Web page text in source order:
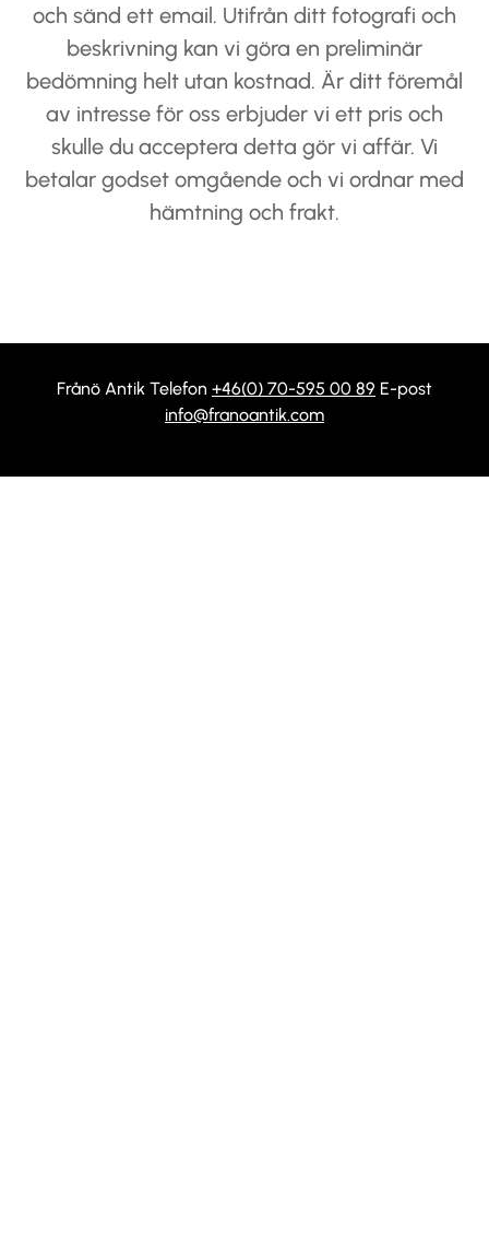
och sänd ett email. Utifrån ditt fotografi och
beskrivning kan vi göra en preliminär
bedömning helt utan kostnad. Är ditt föremål
av intresse för oss erbjuder vi ett pris och
skulle du acceptera detta gör vi affär. Vi
betalar godset omgående och vi ordnar med
hämtning och frakt.
Frånö Antik Telefon +46(0) 70-595 00 89 E-post
info@franoantik.com